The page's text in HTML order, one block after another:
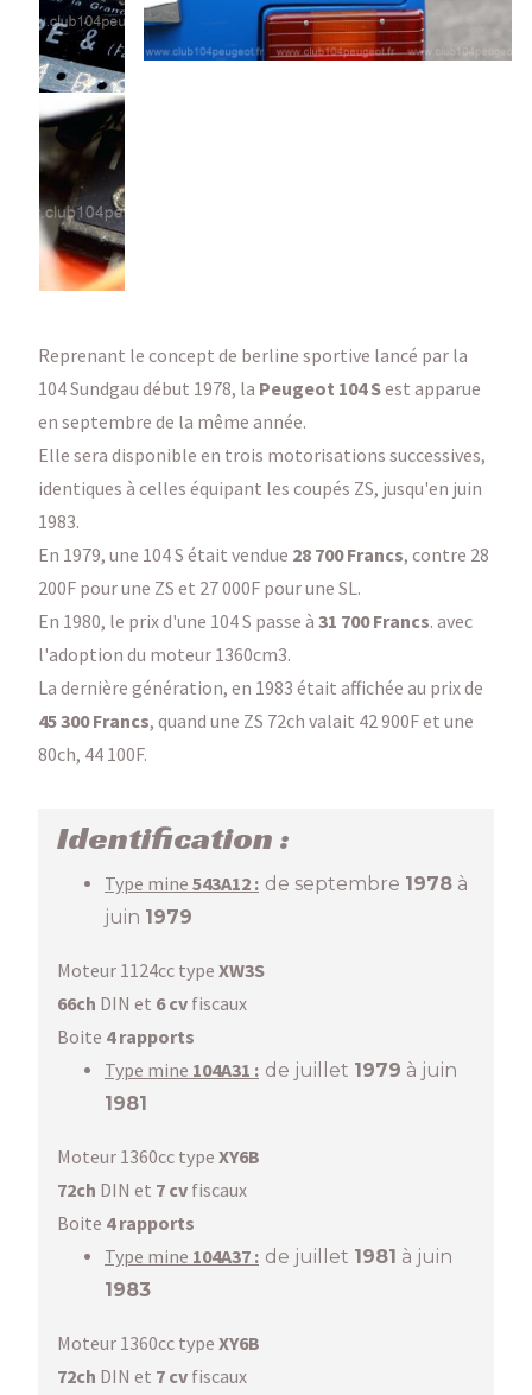
Reprenant le concept de berline sportive lancé par la
104 Sundgau début 1978, la Peugeot 104 Sest apparue
en septembre de la même année.
Elle sera disponible en trois motorisations successives,
identiques à celles équipant les coupés ZS, jusqu'en juin
1983.
En 1979, une 104 S était vendue 28 700 Francs, contre 28
200F pour une ZS et 27 000F pour une SL.
En 1980, le prix d'une 104 S passe à 31 700 Francs. avec
l'adoption du moteur 1360cm3.
La dernière génération, en 1983 était affichée au prix de
45 300 Francs, quand une ZS 72ch valait 42 900F et une
80ch, 44 100F.
Identification :
Type mine 543A12 : de septembre 1978 à
juin 1979
Moteur 1124cc type XW3S
66ch DIN et 6 cv fiscaux
Boite 4 rapports
Type mine 104A31 : de juillet 1979 à juin
1981
Moteur 1360cc type XY6B
72ch DIN et 7 cv fiscaux
Boite 4 rapports
Type mine 104A37 : de juillet 1981 à juin
1983
Moteur 1360cc type XY6B
72ch DIN et 7 cv fiscaux